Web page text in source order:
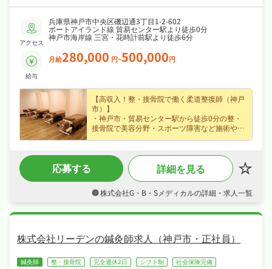
アクセス
兵庫県神戸市中央区磯辺通3丁目1-2-602
ポートアイランド線 貿易センター駅より徒歩0分
神戸市海岸線 三宮・花時計前駅より徒歩6分
給与
月給280,000 円~500,000円
【高収入！整・接骨院で働く柔道整復師（神戸
市）】
・神戸市・貿易センター駅から徒歩0分の整・
接骨院で美容分野・スポーツ障害など施術やリ
・月給28〜50万円（正社員）、賞与ありなど好
待遇で、腰を据えて長く活躍できます！
・完全週休2日制・年間休日117日、日勤のみで
も取りやすくプライベートも大切にしながら働
・社会保険完備、研修制度あり、制服貸与で、
す！
応募する 詳細を見る
株式会社G・B・Sメディカルの詳細・求人一覧
株式会社リーデンの鍼灸師求人（神戸市・正社員）
鍼灸師 整・接骨院 完全週休2日 シフト制
社会保険完備